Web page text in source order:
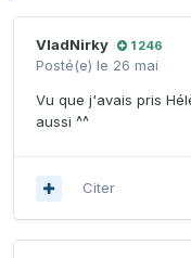
VladNirky 1 246
Posté(e) le 26 mai
Vu que j'avais pris
aussi ^^
Citer